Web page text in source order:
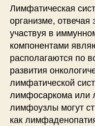
Лимфатическая
организме,
участвуя в
компонентами
располагаются по
развития
лимфатической
лимфосаркома или
лимфоузлы могут
как